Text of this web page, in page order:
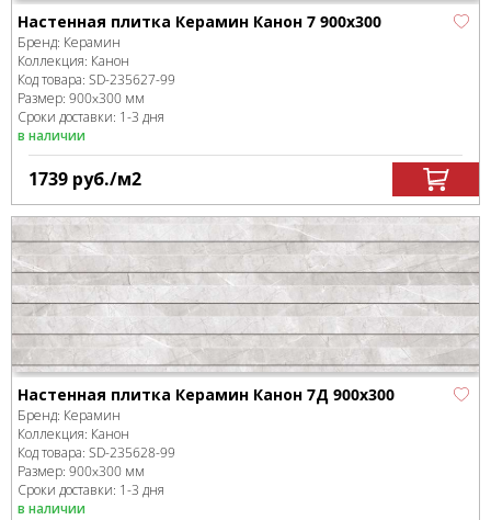
Настенная плитка Керамин Канон 7 900х300
Бренд: Керамин
Коллекция: Канон
Код товара: SD-235627-99
Размер: 900x300 мм
Сроки доставки: 1-3 дня
в наличии
1739 руб./м2
Настенная плитка Керамин Канон 7Д 900х300
Бренд: Керамин
Коллекция: Канон
Код товара: SD-235628-99
Размер: 900x300 мм
Сроки доставки: 1-3 дня
в наличии